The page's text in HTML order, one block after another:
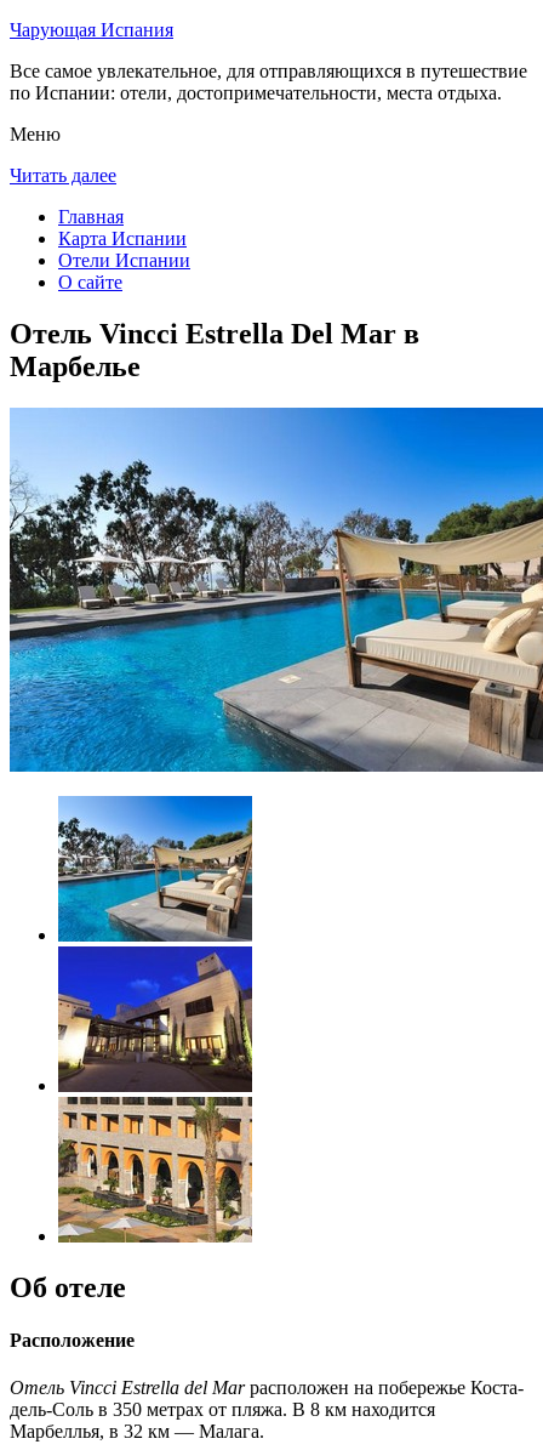
Чарующая Испания
Все самое увлекательное, для отправляющихся в путешествие
по Испании: отели, достопримечательности, места отдыха.
Меню
Читать далее
Главная
Карта Испании
Отели Испании
О сайте
Отель Vincci Estrella Del Mar в
Марбелье
Об отеле
Расположение
Отель Vincci Estrella del Marрасположен на побережье Коста-
дель-Соль в 350 метрах от пляжа. В 8 км находится
Марбеллья, в 32 км — Малага.